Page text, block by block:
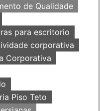
de Qualidade
para escritorio
corporativa
Corporativa
Piso Teto